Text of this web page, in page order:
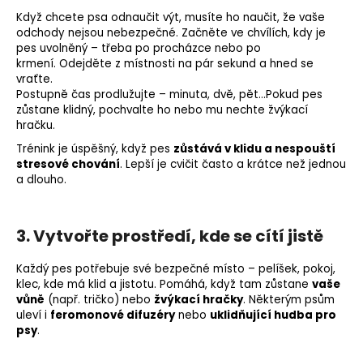
Když chcete psa odnaučit výt, musíte ho naučit, že vaše
odchody nejsou nebezpečné. Začněte ve chvílích, kdy je
pes uvolněný – třeba po procházce nebo po
krmení. Odejděte z místnosti na pár sekund a hned se
vraťte.
Postupně čas prodlužujte – minuta, dvě, pět…Pokud pes
zůstane klidný, pochvalte ho nebo mu nechte žvýkací
hračku.
Trénink je úspěšný, když pes zůstává v klidu a nespouští
stresové chování. Lepší je cvičit často a krátce než jednou
a dlouho.
3. Vytvořte prostředí, kde se cítí jistě
Každý pes potřebuje své bezpečné místo – pelíšek, pokoj,
klec, kde má klid a jistotu. Pomáhá, když tam zůstane vaše
vůně (např. tričko) nebo žvýkací hračky. Některým psům
uleví i feromonové difuzérynebo uklidňující hudba pro
psy.